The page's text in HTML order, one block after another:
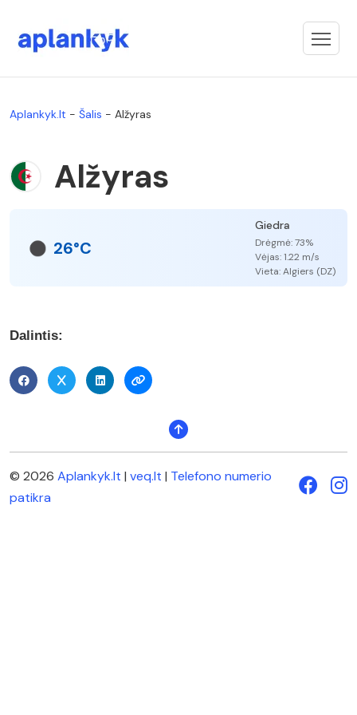
Aplankyk.lt - Šalis - Alžyras
Alžyras
26°C
Giedra
Drėgmė: 73%
Vėjas: 1.22 m/s
Vieta: Algiers (DZ)
Dalintis:
© 2026 Aplankyk.lt | veq.lt | Telefono numerio
patikra